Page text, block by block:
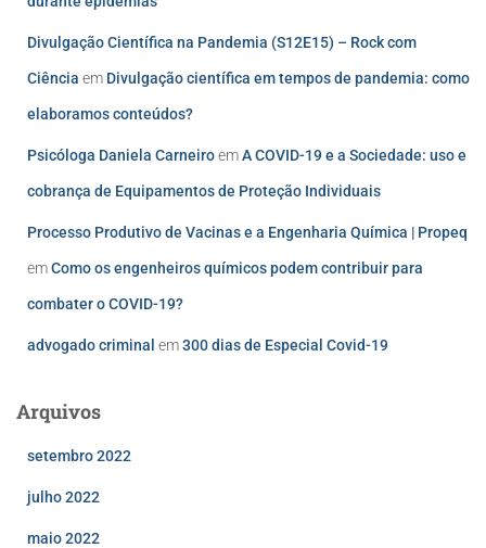
Divulgação Científica na Pandemia (S12E15) – Rock com
Ciência em Divulgação científica em tempos de pandemia: como
elaboramos conteúdos?
Psicóloga Daniela CarneiroemA COVID-19 e a Sociedade: uso e
cobrança de Equipamentos de Proteção Individuais
Processo Produtivo de Vacinas e a Engenharia Química | Propeq
emComo os engenheiros químicos podem contribuir para
combater o COVID-19?
advogado criminal em300 dias de Especial Covid-19
Arquivos
setembro 2022
julho 2022
maio 2022